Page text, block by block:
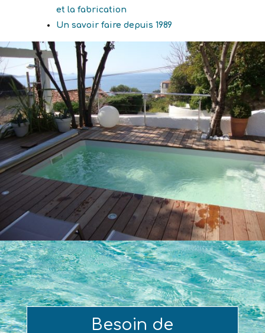
et la fabrication
Un savoir faire depuis 1989
Besoin de